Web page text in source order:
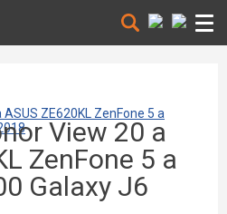
ZE620KL ZenFone 5 a
View 20 a
ZenFone 5 a
Galaxy J6